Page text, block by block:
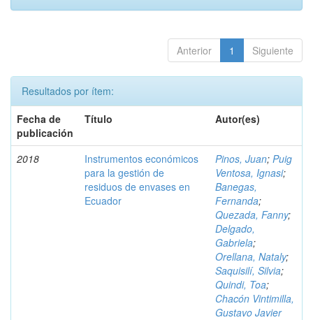
Anterior 1 Siguiente
Resultados por ítem:
Fecha de
publicación
Título Autor(es)
2018
Instrumentos económicos
para la gestión de
residuos de envases en
Ecuador
Pinos, Juan; Puig
Ventosa, Ignasi;
Banegas,
Fernanda;
Quezada, Fanny;
Delgado,
Gabriela;
Orellana, Nataly;
Saquisilí, Silvia;
Quindi, Toa;
Chacón Vintimilla,
Gustavo Javier